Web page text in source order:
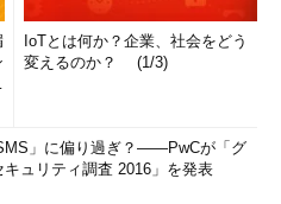
IoTとは何か？企業、社会をどう
変えるのか？ (1/3)
」に偏り過ぎ？――PwCが「グ
キュリティ調査 2016」を発表